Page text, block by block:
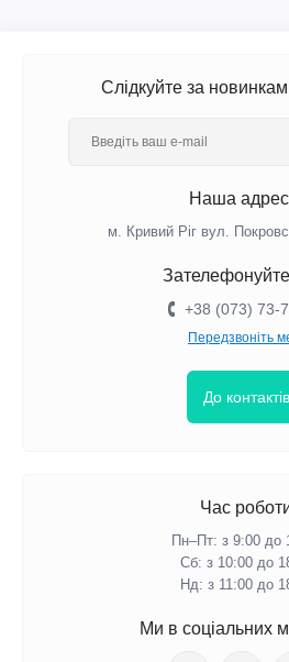
Слідкуйте за
Наша
м. Кривий Ріг вул.
+38 (073) 73-
Передзвоніть
До контактів
Час
Пн–Пт: з 9:00 до
Сб: з 10:00 до
Нд: з 11:00 до
Ми в соціальних